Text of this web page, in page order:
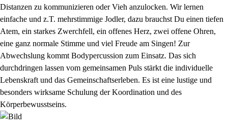
Distanzen zu kommunizieren oder Vieh anzulocken. Wir lernen
einfache und z.T. mehrstimmige Jodler, dazu brauchst Du einen tiefen
Atem, ein starkes Zwerchfell, ein offenes Herz, zwei offene Ohren,
eine ganz normale Stimme und viel Freude am Singen! Zur
Abwechslung kommt Bodypercussion zum Einsatz. Das sich
durchdringen lassen vom gemeinsamen Puls stärkt die individuelle
Lebenskraft und das Gemeinschaftserleben. Es ist eine lustige und
besonders wirksame Schulung der Koordination und des
Körperbewusstseins.